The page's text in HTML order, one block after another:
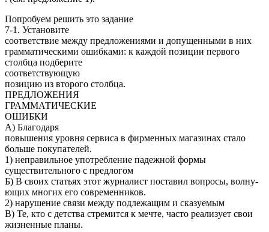
Попробуем решить это задание
7-1. Установите
соответствие между предложениями и допущенными в них
грамматическими ошибками: к каждой позиции первого
столбца подберите
соответствующую
позицию из второго столбца.
ПРЕДЛОЖЕНИЯ
ГРАММАТИЧЕСКИЕ
ОШИБКИ
А) Бла­го­да­ря
по­вы­ше­ния уров­ня сер­ви­са в фир­мен­ных ма­га­зи­нах стало
боль­ше по­ку­па­те­лей.
1) неправильное употребление падежной формы
существительного с предлогом
Б) В своих ста­тьях этот жур­на­лист по­ста­вил во­про­сы, вол­ну­
ю­щих мно­гих его со­вре­мен­ни­ков.
2) нарушение связи между подлежащим и сказуемым
В) Те, кто с дет­ства стре­мит­ся к мечте, часто ре­а­ли­зу­ет свои
жиз­нен­ные планы.